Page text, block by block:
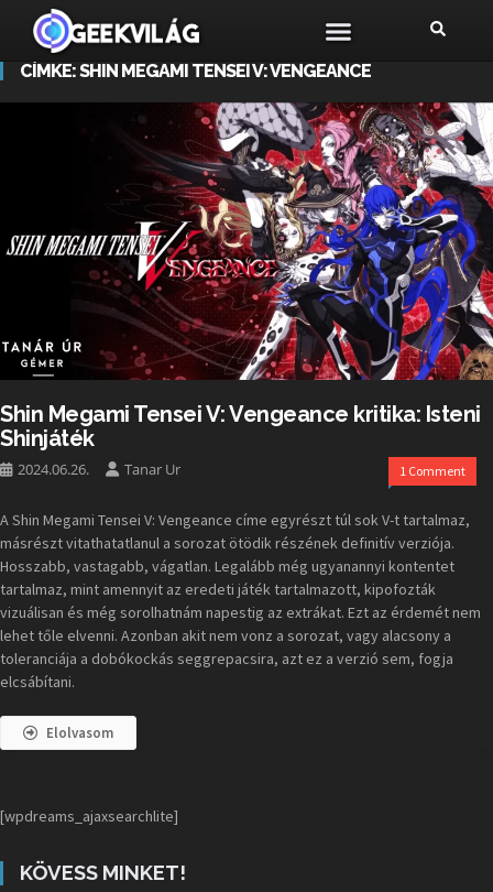
CÍMKE:SHIN MEGAMI TENSEI V: VENGEANCE
Shin Megami Tensei V: Vengeance kritika: Isteni
Shinjáték
2024.06.26. Tanar Ur 1 Comment
A Shin Megami Tensei V: Vengeance címe egyrészt túl sok V-t tartalmaz,
másrészt vitathatatlanul a sorozat ötödik részének definitív verziója.
Hosszabb, vastagabb, vágatlan. Legalább még ugyanannyi kontentet
tartalmaz, mint amennyit az eredeti játék tartalmazott, kipofozták
vizuálisan és még sorolhatnám napestig az extrákat. Ezt az érdemét nem
lehet tőle elvenni. Azonban akit nem vonz a sorozat, vagy alacsony a
toleranciája a dobókockás seggrepacsira, azt ez a verzió sem, fogja
elcsábítani.
Elolvasom
[wpdreams_ajaxsearchlite]
KÖVESS MINKET!